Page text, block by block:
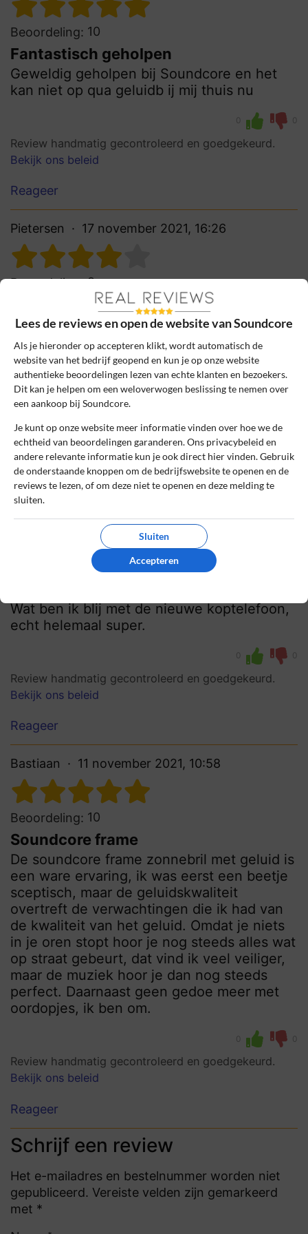
Beoordeling: 10
Fantastisch geholpen
Geweldig geholpen bij Soundcore en het
kan niet op qua geluidb ij mij thuis nu
0 0
Review handmatig gecontroleerd en goedgekeurd.
Bekijk ons beleid
Reageer
Pietersen 17 november 2021, 16:26
Beoordeling: 8
Super ervaring bij Soundcore
Fantastische bril, waarbij de muziek direct
uit de pootjes komt. Nette levering en de
organisatie komt professioneel en goed
over.
Review handmatig gecontroleerd en goedgekeurd.
Bekijk ons beleid
Reageer
10
Wat ben ik blij met de nieuwe koptelefoon,
echt helemaal super.
0 0
Review handmatig gecontroleerd en goedgekeurd.
Bekijk ons beleid
Reageer
Bastiaan 11 november 2021, 10:58
Beoordeling: 10
Soundcore frame
De soundcore frame zonnebril met geluid is
een ware ervaring, ik was eerst een beetje
sceptisch, maar de geluidskwaliteit
overtreft de verwachtingen die ik had van
de kwaliteit van het geluid. Omdat je niets
in je oren stopt hoor je nog steeds alles wat
op straat gebeurt, dat vind ik veel veiliger,
maar de muziek hoor je dan nog steeds
perfect. Daarnaast geen gedoe meer met
oordopjes, ik ben om.
0 0
Review handmatig gecontroleerd en goedgekeurd.
Bekijk ons beleid
Reageer
Schrijf een review
Het e-mailadres en bestelnummer worden niet
gepubliceerd. Vereiste velden zijn gemarkeerd
met *
Lees de reviews en open de website van Soundcore
Als je hieronder op accepteren klikt, wordt automatisch de
website van het bedrijf geopend en kun je op onze website
authentieke beoordelingen lezen van echte klanten en bezoekers.
Dit kan je helpen om een weloverwogen beslissing te nemen over
een aankoop bij Soundcore.
Je kunt op onze website meer informatie vinden over hoe we de
echtheid van beoordelingen garanderen. Ons privacybeleid en
andere relevante informatie kun je ook direct hier vinden. Gebruik
de onderstaande knoppen om de bedrijfswebsite te openen en de
reviews te lezen, of om deze niet te openen en deze melding te
sluiten.
Sluiten
Accepteren